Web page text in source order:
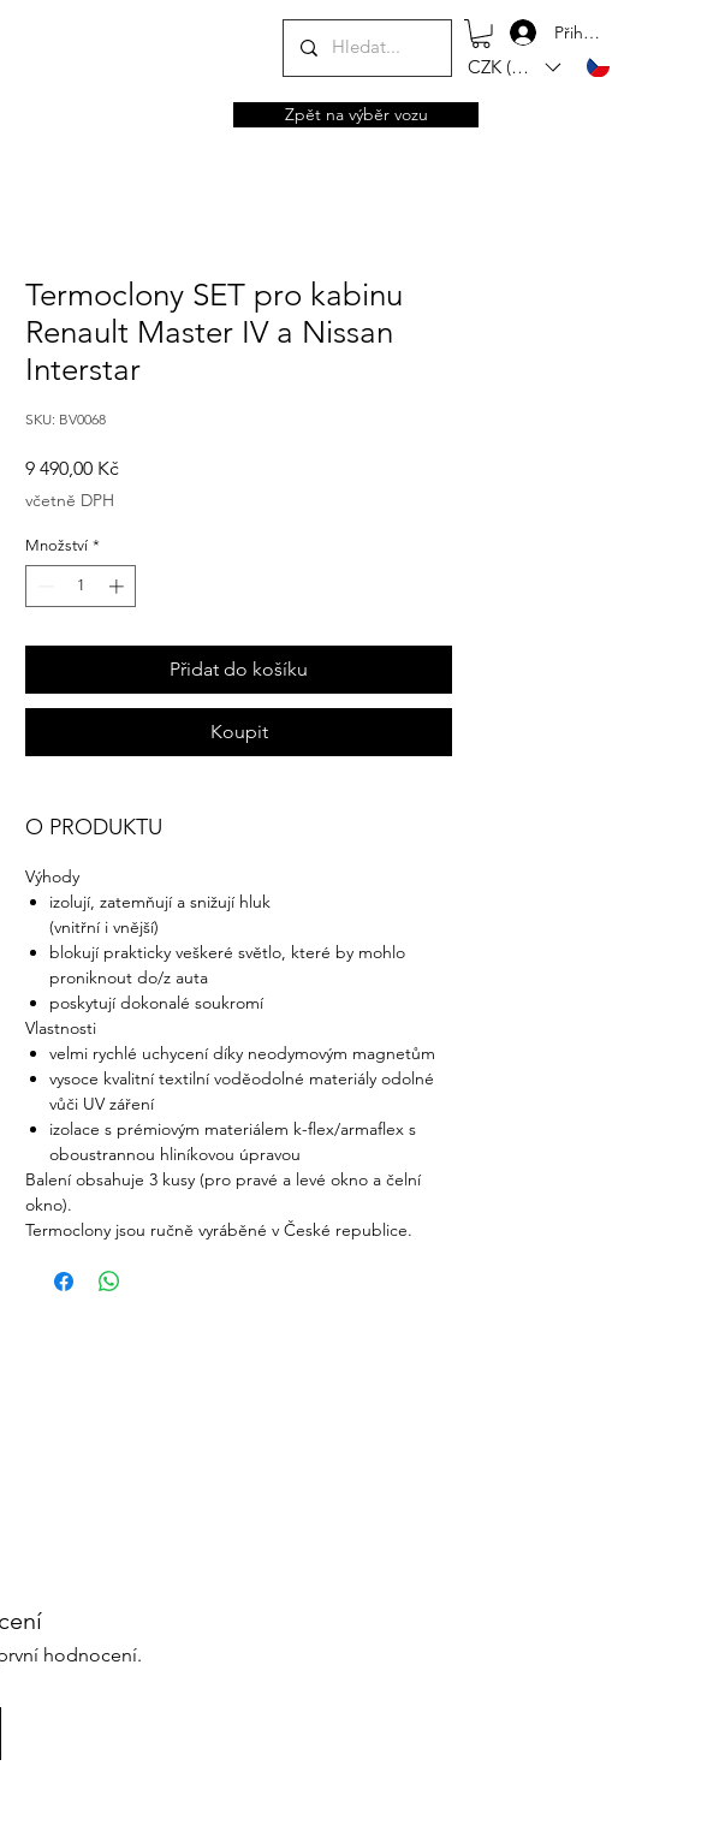
Přihlásit se
CZK (Kč)
Termoclony SET pro kabinu
Renault Master IV a Nissan
Interstar
SKU: BV0068
9 490,00 KčCena
včetně DPH
Množství *
Přidat do košíku
Koupit
O PRODUKTU
Výhody
izolují, zatemňují a snižují hluk
(vnitřní i vnější)
blokují prakticky veškeré světlo, které by mohlo
proniknout do/z auta
poskytují dokonalé soukromí
Vlastnosti
velmi rychlé uchycení díky neodymovým magnetům
vysoce kvalitní textilní voděodolné materiály odolné
vůči UV záření
izolace s prémiovým materiálem k-flex/armaflex s
oboustrannou hliníkovou úpravou
Balení obsahuje 3 kusy (pro pravé a levé okno a čelní
okno).
Termoclony jsou ručně vyráběné v České republice.
hodnocení.
Zpět na výběr vozu